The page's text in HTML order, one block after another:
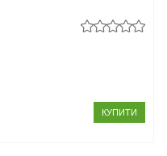
КУПИТИ